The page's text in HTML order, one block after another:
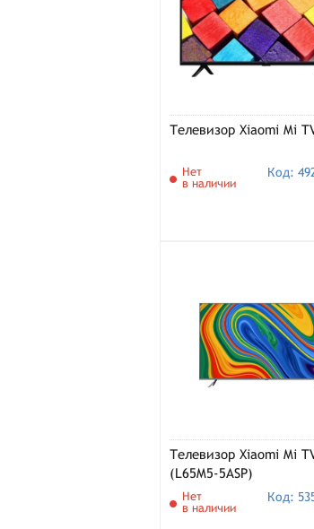
Телевизор Xiaomi Mi
Нет
в наличии
Код:
Телевизор Xiaomi Mi
(L65M5-5ASP)
Нет
в наличии
Код: